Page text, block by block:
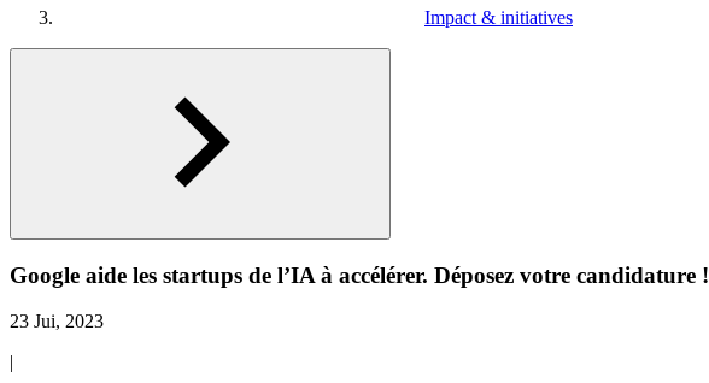
Impact & initiatives
Google aide les startups de l’IA à accélérer. Déposez votre candidature !
23 Jui, 2023
|